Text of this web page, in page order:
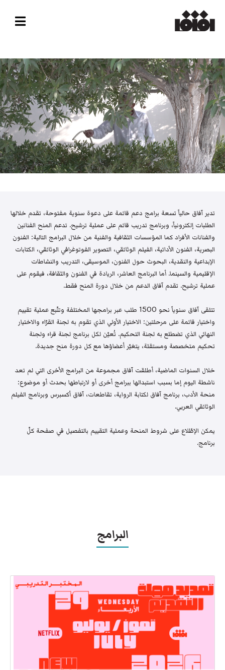
تدير آفاق حالياً تسعة برامج دعم قائمة على دعوة سنوية مفتوحة، تقدم خلالها
الطلبات إلكترونياً، وبرنامج تدريب قائم على عملية ترشيح. تدعم المنح الفنانين
والفنانات الأفراد كما المؤسسات الثقافية والفنية من خلال البرامج التالية: الفنون
البصرية، الفنون الأدائية، الفيلم الوثائقي، التصوير الفوتوغرافي الوثائقي، الكتابات
الإبداعية والنقدية، البحوث حول الفنون، الموسيقى، التدريب والنشاطات
الإقليمية والسينما. أما البرنامج العاشر، الريادة في الفنون والثقافة، فيقوم على
عملية ترشيح. تقدم آفاق الدعم من خلال دورة المنح فقط.
تتلقى آفاق سنوياً نحو 1500 طلب عبر برامجها المختلفة وتتّبع عملية تقييم
واختيار قائمة على مرحلتين: الاختيار الأولي الذي تقوم به لجنة القرّاء والاختيار
النهائي الذي تضطلع به لجنة التحكيم. تُعيّن لكل برنامج لجنة قراء ولجنة
تحكيم متخصصة ومستقلة، يتغيّر أعضاؤها مع كل دورة منح جديدة.
خلال السنوات الماضية، أطلقت آفاق مجموعة من البرامج الأخرى التي لم تعد
ناشطة اليوم إما بسبب استبدالها ببرامج أخرى أو لارتباطها بحدث أو موضوع:
منحة الأدب، برنامج آفاق لكتابة الرواية، تقاطعات، آفاق أكسبرس وبرنامج الفيلم
الوثائقي العربي.
يمكن الإطّلاع على شروط المنحة وعملية التقييم بالتفصيل في صفحة كلّ
برنامج.
البرامج